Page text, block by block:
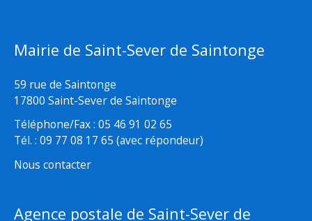
Mairie de Saint-Sever de Saintonge
59 rue de Saintonge
17800 Saint-Sever de Saintonge
Téléphone/Fax : 05 46 91 02 65
Tél. : 09 77 08 17 65 (avec répondeur)
Nous contacter
Agence postale de Saint-Sever de